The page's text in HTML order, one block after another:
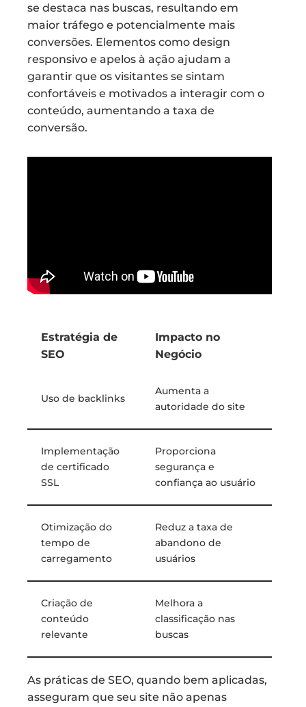
se destaca nas buscas, resultando em
maior tráfego e potencialmente mais
conversões. Elementos como design
responsivo e apelos à ação ajudam a
garantir que os visitantes se sintam
confortáveis e motivados a interagir com o
conteúdo, aumentando a taxa de
conversão.
Estratégia de
SEO
Impacto no
Negócio
Uso de backlinks
Aumenta a
autoridade do site
Implementação
de certificado
SSL
Proporciona
segurança e
confiança ao usuário
Otimização do
tempo de
carregamento
Reduz a taxa de
abandono de
usuários
Criação de
conteúdo
relevante
Melhora a
classificação nas
buscas
As práticas de SEO, quando bem aplicadas,
asseguram que seu site não apenas